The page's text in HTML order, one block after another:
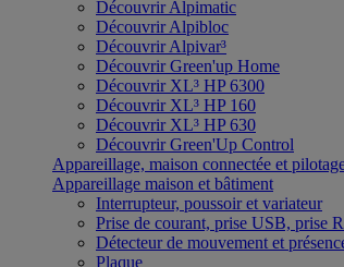
Découvrir Alpimatic
Découvrir Alpibloc
Découvrir Alpivar³
Découvrir Green'up Home
Découvrir XL³ HP 6300
Découvrir XL³ HP 160
Découvrir XL³ HP 630
Découvrir Green'Up Control
Appareillage, maison connectée et
Appareillage maison et bâtiment
Interrupteur, poussoir et variateur
Prise de courant, prise USB, prise
Détecteur de mouvement et
Plaque